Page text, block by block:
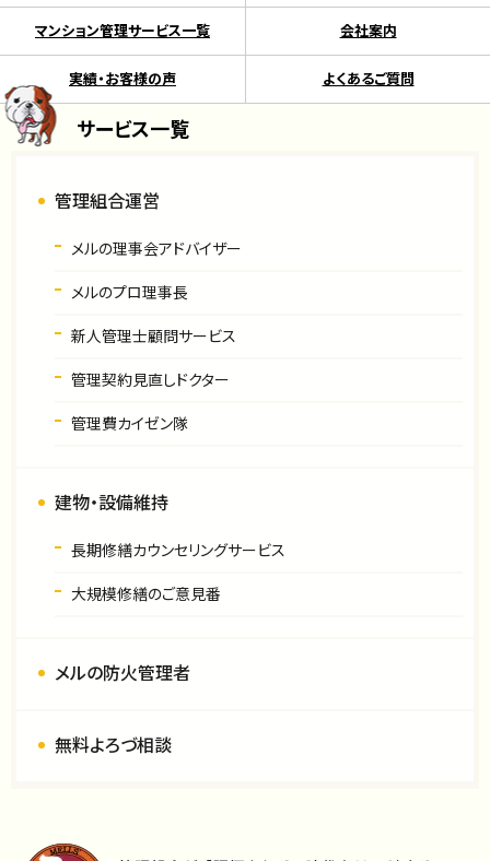
マンション管理サービス一覧 会社案内
実績・お客様の声 よくあるご質問
サービス一覧
管理組合運営
メルの理事会アドバイザー
メルのプロ理事長
新人管理士顧問サービス
管理契約見直しドクター
管理費カイゼン隊
建物・設備維持
長期修繕カウンセリングサービス
大規模修繕のご意見番
メルの防火管理者
無料よろづ相談